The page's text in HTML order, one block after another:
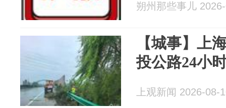
朔州那些事儿
【城事】上
投公路24小
上观新闻 2026-08-